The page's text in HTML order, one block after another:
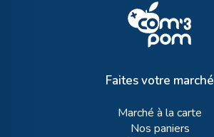
Faites votre marché
Marché à la carte
Nos paniers